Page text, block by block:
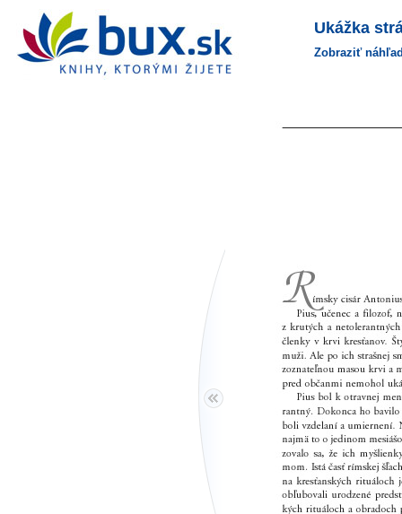
bux.sk
na domovskú stránku
Ukážka
Zobraziť